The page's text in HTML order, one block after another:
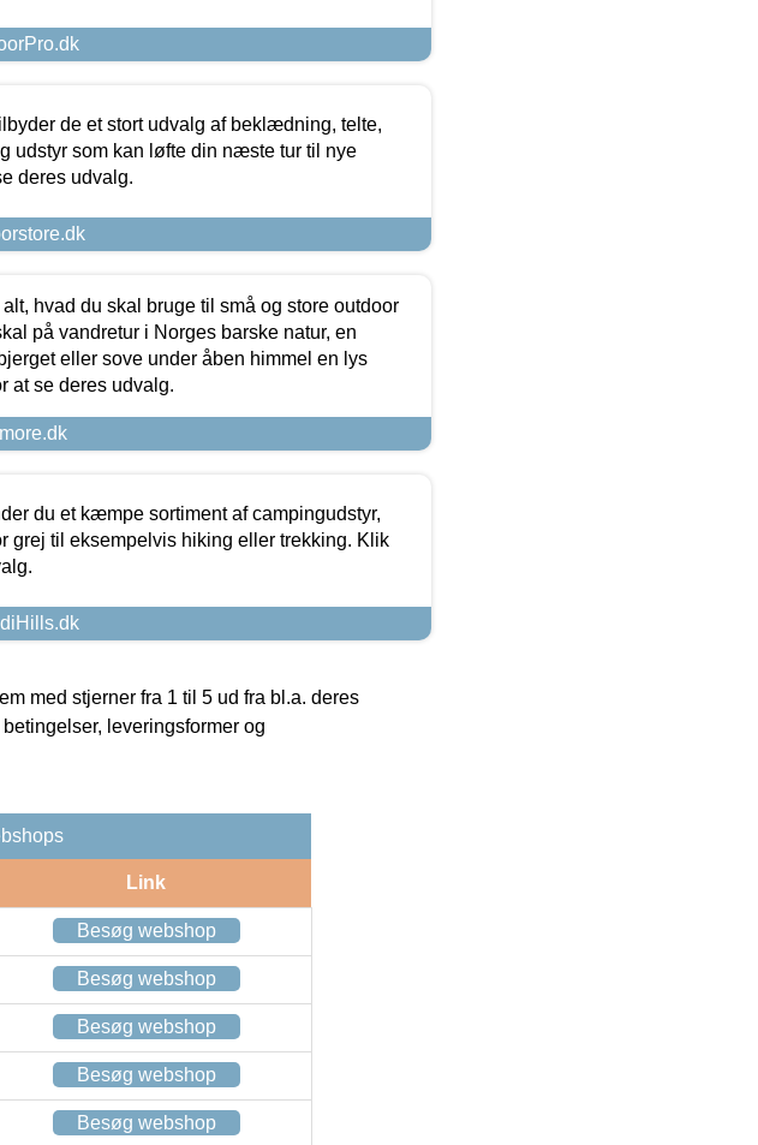
de et stort udvalg af beklædning, telte,
udstyr som kan løfte din næste tur til nye
deres udvalg.
hvad du skal bruge til små og store outdoor
på vandretur i Norges barske natur, en
eller sove under åben himmel en lys
at se deres udvalg.
du et kæmpe sortiment af campingudstyr,
grej til eksempelvis hiking eller trekking. Klik
med stjerner fra 1 til 5 ud fra bl.a. deres
leveringsformer og
Link
Besøg webshop
Besøg webshop
Besøg webshop
Besøg webshop
Besøg webshop